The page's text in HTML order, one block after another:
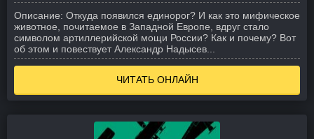
Описание: Откуда появился единорог? И как это мифическое
животное, почитаемое в Западной Европе, вдруг стало
символом артиллерийской мощи России? Как и почему? Вот
об этом и повествует Александр Надысев...
ЧИТАТЬ ОНЛАЙН